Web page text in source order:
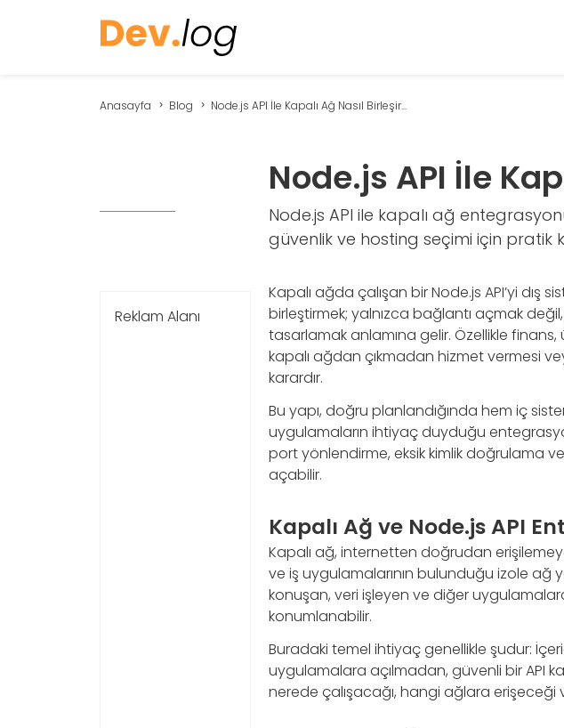
Anasayfa Blog Node.js API İle Kapalı Ağ Nasıl Birleşir...
Node.js API İle
Node.js API ile kapalı ağ
güvenlik ve hosting seçimi için pratik
Reklam Alanı
Kapalı ağda çalışan bir Node.js API’yi
birleştirmek; yalnızca bağlantı açmak
tasarlamak anlamına gelir. Özellikle finans,
kapalı ağdan çıkmadan hizmet vermesi
karardır.
Bu yapı, doğru planlandığında hem iç
uygulamaların ihtiyaç duyduğu
port yönlendirme, eksik kimlik doğrulama
açabilir.
Kapalı Ağ ve Node.js API
Kapalı ağ, internetten doğrudan
ve iş uygulamalarının bulunduğu izole ağ
konuşan, veri işleyen ve diğer
konumlanabilir.
Buradaki temel ihtiyaç genellikle şudur:
uygulamalara açılmadan, güvenli bir API
nerede çalışacağı, hangi ağlara erişeceği